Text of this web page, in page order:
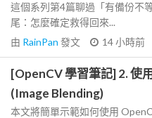
這個系列第4篇聊過「有備份不
尾：怎麼確定救得回來...
由 RainPan 發文 14 小時前
[OpenCV 學習筆記] 2. 使
(Image Blending)
本文將簡單示範如何使用